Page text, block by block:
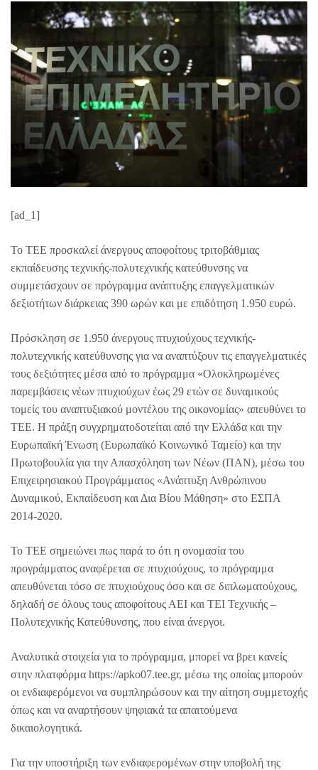
[ad_1]
Το ΤΕΕ προσκαλεί άνεργους αποφοίτους τριτοβάθμιας
εκπαίδευσης τεχνικής-πολυτεχνικής κατεύθυνσης να
συμμετάσχουν σε πρόγραμμα ανάπτυξης επαγγελματικών
δεξιοτήτων διάρκειας 390 ωρών και με επιδότηση 1.950 ευρώ.
Πρόσκληση σε 1.950 άνεργους πτυχιούχους τεχνικής-
πολυτεχνικής κατεύθυνσης για να αναπτύξουν τις επαγγελματικές
τους δεξιότητες μέσα από το πρόγραμμα «Ολοκληρωμένες
παρεμβάσεις νέων πτυχιούχων έως 29 ετών σε δυναμικούς
τομείς του αναπτυξιακού μοντέλου της οικονομίας» απευθύνει το
ΤΕΕ. Η πράξη συγχρηματοδοτείται από την Ελλάδα και την
Ευρωπαϊκή Ένωση (Ευρωπαϊκό Κοινωνικό Ταμείο) και την
Πρωτοβουλία για την Απασχόληση των Νέων (ΠΑΝ), μέσω του
Επιχειρησιακού Προγράμματος «Ανάπτυξη Ανθρώπινου
Δυναμικού, Εκπαίδευση και Δια Βίου Μάθηση» στο ΕΣΠΑ
2014-2020.
Το ΤΕΕ σημειώνει πως παρά το ότι η ονομασία του
προγράμματος αναφέρεται σε πτυχιούχους, το πρόγραμμα
απευθύνεται τόσο σε πτυχιούχους όσο και σε διπλωματούχους,
δηλαδή σε όλους τους αποφοίτους ΑΕΙ και ΤΕΙ Τεχνικής –
Πολυτεχνικής Κατεύθυνσης, που είναι άνεργοι.
Αναλυτικά στοιχεία για το πρόγραμμα, μπορεί να βρει κανείς
στην πλατφόρμα https://apko07.tee.gr, μέσω της οποίας μπορούν
οι ενδιαφερόμενοι να συμπληρώσουν και την αίτηση συμμετοχής
όπως και να αναρτήσουν ψηφιακά τα απαιτούμενα
δικαιολογητικά.
Για την υποστήριξη των ενδιαφερομένων στην υποβολή της